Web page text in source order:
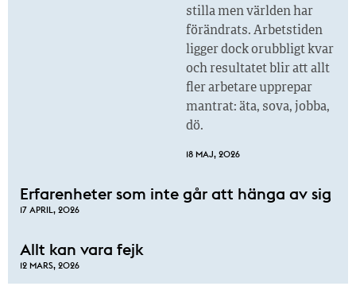
stilla men världen har
förändrats. Arbetstiden
ligger dock orubbligt kvar
och resultatet blir att allt
fler arbetare upprepar
mantrat: äta, sova, jobba,
dö.
18 MAJ, 2026
Erfarenheter som inte går att hänga av sig
17 APRIL, 2026
Allt kan vara fejk
12 MARS, 2026